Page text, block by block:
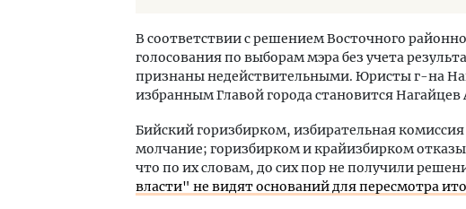
В соответствии с решением Восточного
голосования по выборам мэра без учета
признаны недействительными. Юристы г-на
избранным Главой города становится
Бийский горизбирком, избирательная
молчание; горизбирком и крайизбирком
что по их словам, до сих пор не получили
власти" не видят оснований для пересмотра